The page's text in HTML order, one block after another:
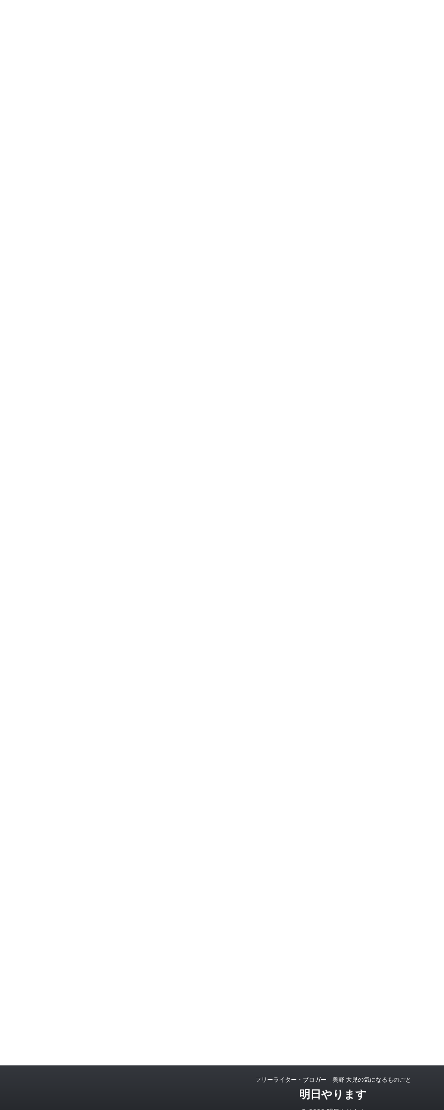
フリーライター・ブロガー 奥野 大児の気になるものごと
明日やります